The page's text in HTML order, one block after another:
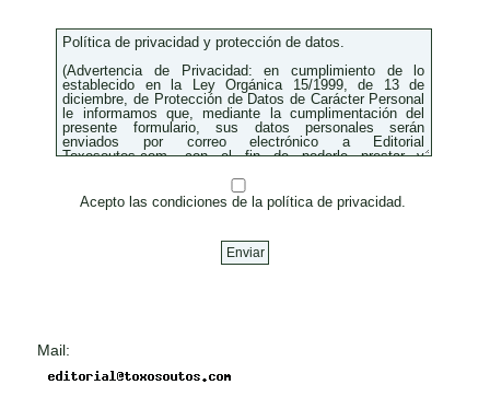
Acepto las condiciones de la política de privacidad.
Mail: